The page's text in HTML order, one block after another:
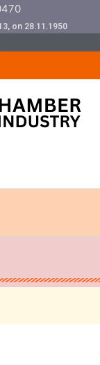
on 28.11.1950